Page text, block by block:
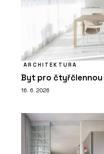
ARCHITEKTURA
Byt pro čtyřčlennou
16. 6. 2026